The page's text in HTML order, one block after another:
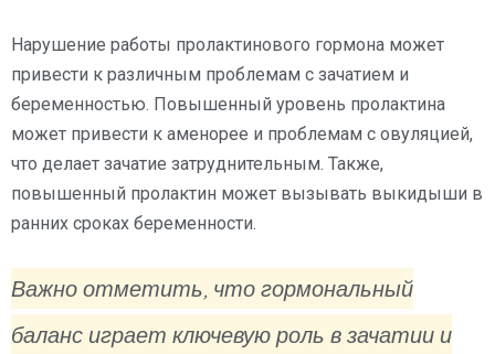
Нарушение работы пролактинового гормона может
привести к различным проблемам с зачатием и
беременностью. Повышенный уровень пролактина
может привести к аменорее и проблемам с овуляцией,
что делает зачатие затруднительным. Также,
повышенный пролактин может вызывать выкидыши в
ранних сроках беременности.
Важно отметить, что гормональный
баланс играет ключевую роль в зачатии и